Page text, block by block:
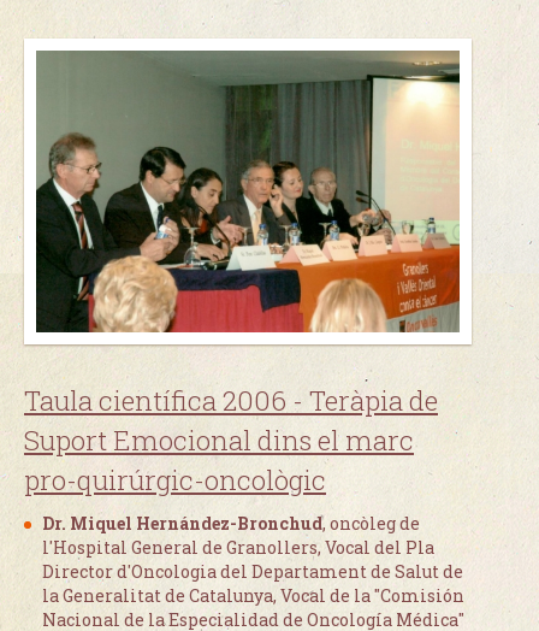
Taula científica 2006 - Teràpia de
Suport Emocional dins el marc
pro-quirúrgic-oncològic
Dr. Miquel Hernández-Bronchud, oncòleg de
l'Hospital General de Granollers, Vocal del Pla
Director d'Oncologia del Departament de Salut de
la Generalitat de Catalunya, Vocal de la "Comisión
Nacional de la Especialidad de Oncología Médica"